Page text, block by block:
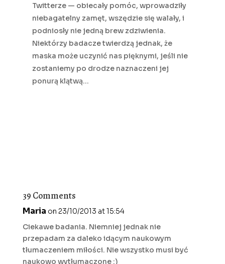
Twitterze — obiecały pomóc, wprowadziły
niebagatelny zamęt, wszędzie się walały, i
podniosły nie jedną brew zdziwienia.
Niektórzy badacze twierdzą jednak, że
maska może uczynić nas pięknymi, jeśli nie
zostaniemy po drodze naznaczeni jej
ponurą klątwą…
39 Comments
Maria on 23/10/2013 at 15:54
Ciekawe badania. Niemniej jednak nie
przepadam za daleko idącym naukowym
tłumaczeniem miłości. Nie wszystko musi być
naukowo wytłumaczone :)